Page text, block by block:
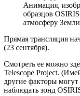
Анимация,
образцов
атмосферу
Прямая трансляция
(23 сентября).
Смотреть ее можно
Telescope Project.
другие факторы
наблюдать зонд